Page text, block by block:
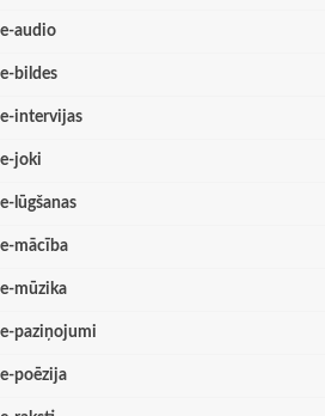
e-audio
e-bildes
e-intervijas
e-joki
e-lūgšanas
e-mācība
e-mūzika
e-paziņojumi
e-poēzija